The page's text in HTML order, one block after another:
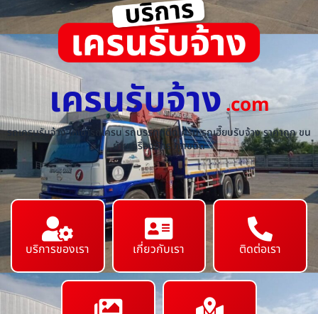
เครนรับจ้าง.com
รถเครนรับจ้าง ให้เช่ารถเครน รถบรรทุกติดเครน รถเฮี๊ยบรับจ้าง ราคาถูก ขน
ย้ายเครื่องจักร ทุกชนิด
บริการของเรา เกี่ยวกับเรา ติดต่อเรา